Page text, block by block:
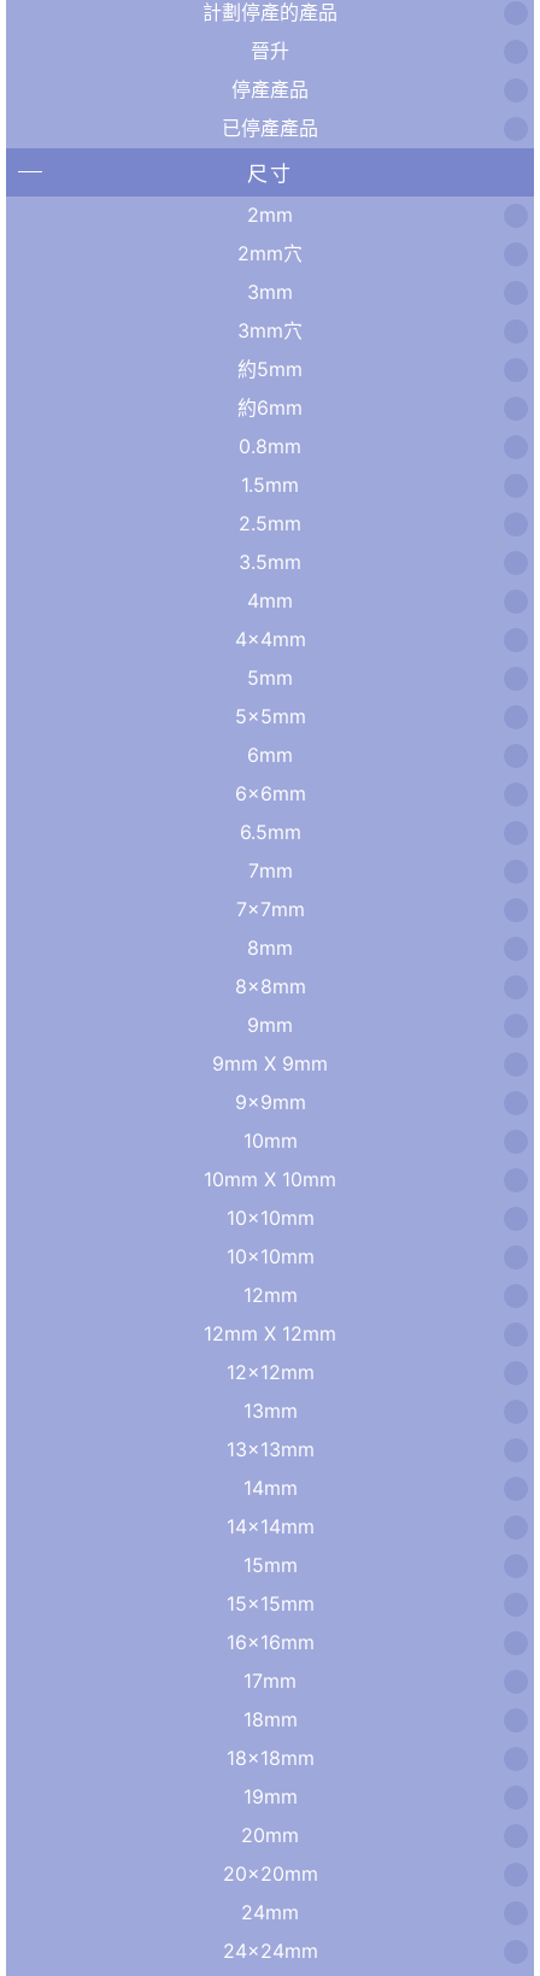
計劃停產的產品
晉升
停產產品
已停產產品
尺寸
2mm
2mm穴
3mm
3mm穴
約5mm
約6mm
0.8mm
1.5mm
2.5mm
3.5mm
4mm
4×4mm
5mm
5×5mm
6mm
6×6mm
6.5mm
7mm
7×7mm
8mm
8×8mm
9mm
9mm X 9mm
9×9mm
10mm
10mm X 10mm
10x10mm
10×10mm
12mm
12mm X 12mm
12×12mm
13mm
13×13mm
14mm
14×14mm
15mm
15×15mm
16×16mm
17mm
18mm
18×18mm
19mm
20mm
20×20mm
24mm
24×24mm